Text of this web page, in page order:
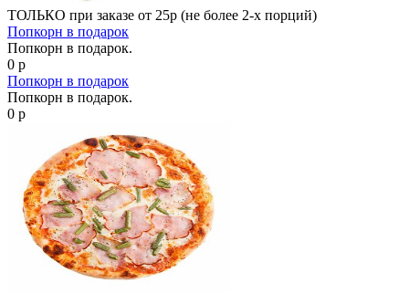
ТОЛЬКО при заказе от 25р (не более 2-х порций)
Попкорн в подарок
Попкорн в подарок.
0 р
Попкорн в подарок
Попкорн в подарок.
0 р